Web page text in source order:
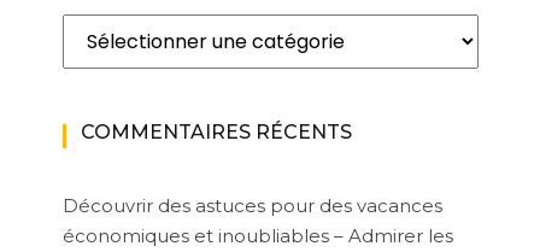
Catégories
COMMENTAIRES RÉCENTS
Découvrir des astuces pour des vacances
économiques et inoubliables – Admirer les